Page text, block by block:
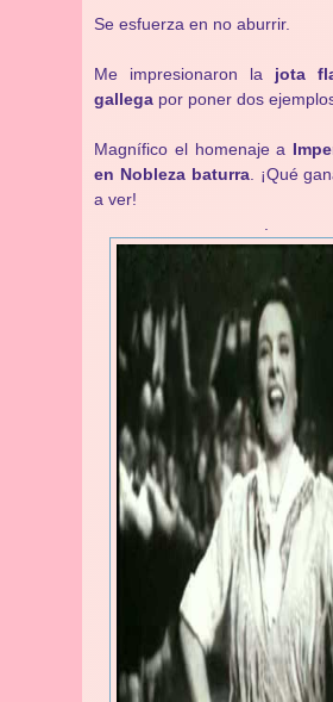
Se esfuerza en no aburrir.
Me impresionaron la jota
gallega por poner dos
Magnífico el homenaje a
en Nobleza baturra. ¡Qué
a ver!